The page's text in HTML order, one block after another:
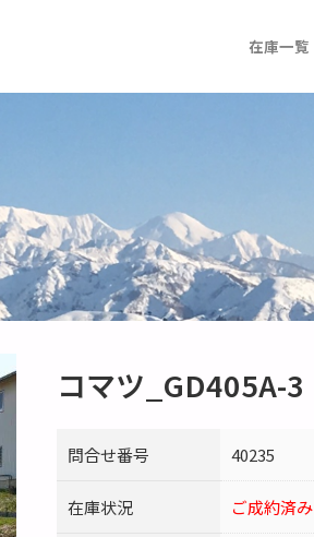
在庫一覧
コマツ_GD405A-3
問合せ番号 40235
在庫状況 ご成約済み